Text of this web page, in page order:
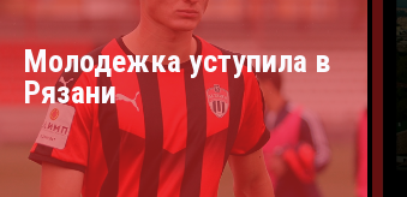
Молодежка уступила в
Рязани